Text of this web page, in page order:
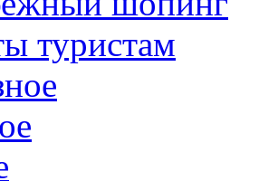
туристам